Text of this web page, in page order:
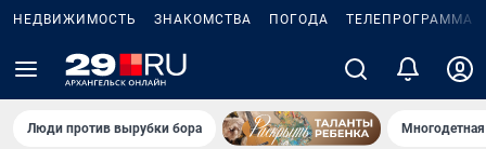
НЕДВИЖИМОСТЬ ЗНАКОМСТВА ПОГОДА ТЕЛЕПРОГРАММА
Люди против вырубки бора